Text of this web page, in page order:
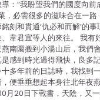
：“我盼望我們的國度向
，必需很多的滋味合在一路
刻和貫通‘仇必和而解’的
韋君宜等人的來往。 我有
南園搬到小湯山后，我們
感到時光過得飛快，良多
多年前的日誌時，我找到
便垂垂想起本身往北年夜
月20日下戰書，天陰，又